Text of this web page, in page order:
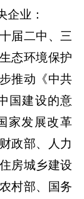
企业：
届二中、三
态环境保护
推动《中共
国建设的意
家发展改革
政部、人力
房城乡建设
村部、国务